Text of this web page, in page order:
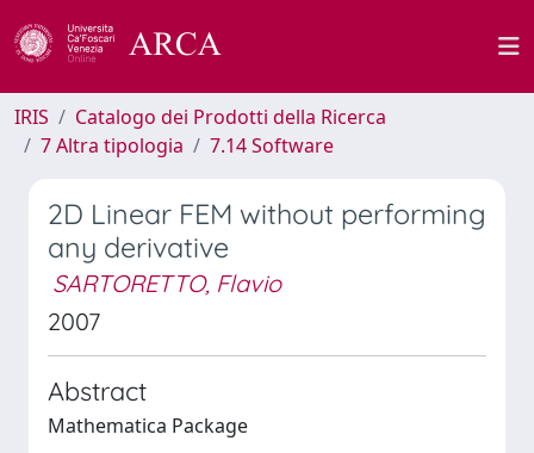
IRIS
Catalogo dei Prodotti della Ricerca
7 Altra tipologia
7.14 Software
2D Linear FEM without performing
any derivative
SARTORETTO, Flavio
2007
Abstract
Mathematica Package